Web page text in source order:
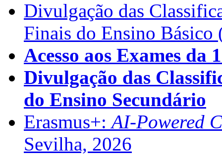
Divulgação das
Finais do Ensino Básico
Acesso aos Exames da
Divulgação das
do Ensino Secundário
Erasmus+:AI-Powered
Sevilha, 2026